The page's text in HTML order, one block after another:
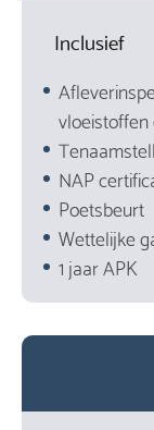
Inclusief
NAP
Poetsbeurt
Wettelijke
1 jaar APK